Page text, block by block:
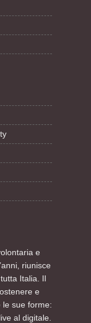
e
riunisce
Italia. Il
e
le sue forme:
al digitale.